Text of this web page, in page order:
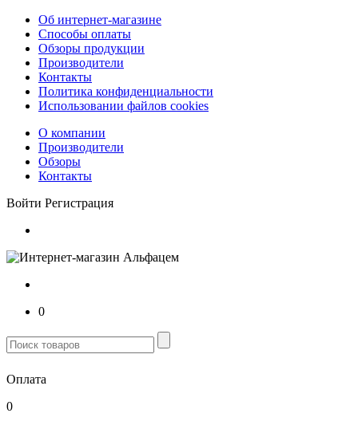
Об интернет-магазине
Способы оплаты
Обзоры продукции
Производители
Контакты
Политика конфиденциальности
Использовании файлов cookies
О компании
Производители
Обзоры
Контакты
Войти Регистрация
0
Оплата
0